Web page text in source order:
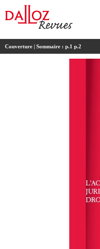
Couverture | Sommaire : p.1 p.2